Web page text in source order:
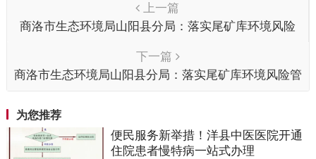
上一篇
商洛市生态环境局山阳县分局：落实尾矿库环境风险
下一篇
商洛市生态环境局山阳县分局：落实尾矿库环境风险管
为您推荐
便民服务新举措！洋县中医医院开通
住院患者慢特病一站式办理